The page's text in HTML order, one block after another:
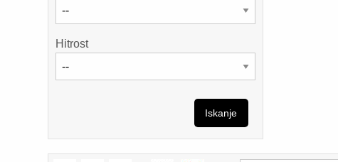
Hitrost
Iskanje